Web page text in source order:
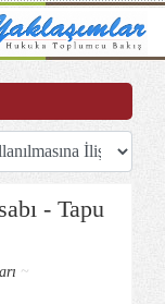
- Tapu
~